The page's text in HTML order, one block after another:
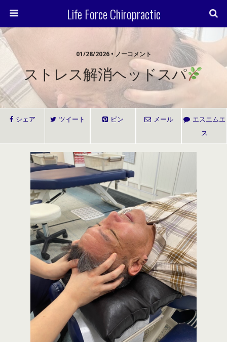
Life Force Chiropractic
01/28/2026 • ノーコメント
ストレス解消ヘッドスパ
シェア ツイート ピン メール
エスエムエ
ス